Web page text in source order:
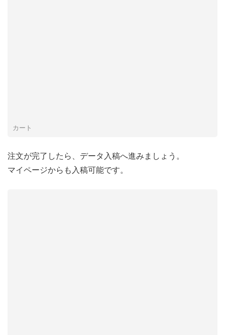
カート
注文が完了したら、データ入稿へ進みましょう。
マイページからも入稿可能です。